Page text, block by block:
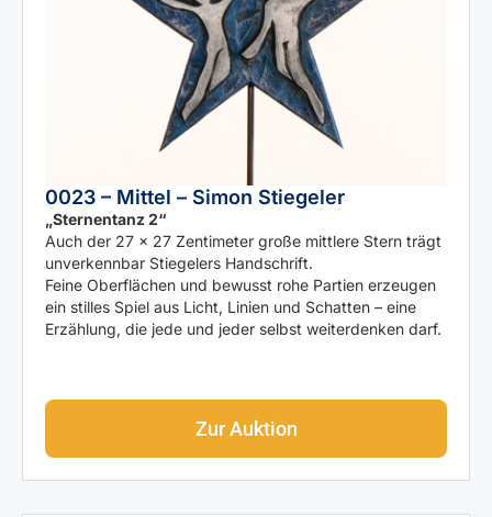
0023 – Mittel – Simon Stiegeler
„Sternentanz 2“
Auch der 27 × 27 Zentimeter große mittlere Stern trägt
unverkennbar Stiegelers Handschrift.
Feine Oberflächen und bewusst rohe Partien erzeugen
ein stilles Spiel aus Licht, Linien und Schatten – eine
Erzählung, die jede und jeder selbst weiterdenken darf.
Zur Auktion